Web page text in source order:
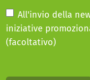
All'invio della
iniziative
(facoltativo)